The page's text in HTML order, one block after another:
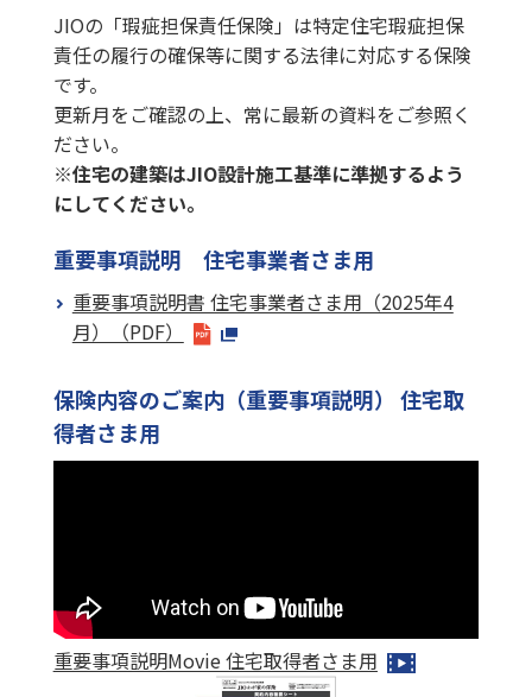
JIOの「瑕疵担保責任保険」は特定住宅瑕疵担保
責任の履行の確保等に関する法律に対応する保険
です。
更新月をご確認の上、常に最新の資料をご参照く
ださい。
※住宅の建築はJIO設計施工基準に準拠するよう
にしてください。
重要事項説明 住宅事業者さま用
重要事項説明書 住宅事業者さま用（2025年4
月）（PDF）
保険内容のご案内（重要事項説明） 住宅取
得者さま用
重要事項説明Movie 住宅取得者さま用​